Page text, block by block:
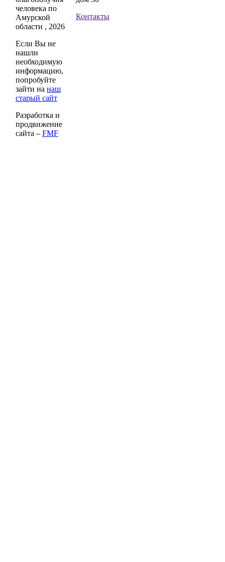
человека по
Амурской
области , 2026
Если Вы не
нашли
необходимую
информацию,
попробуйте
зайти на наш
старый сайт
Разработка и
продвижение
сайта – FMF
Контакты